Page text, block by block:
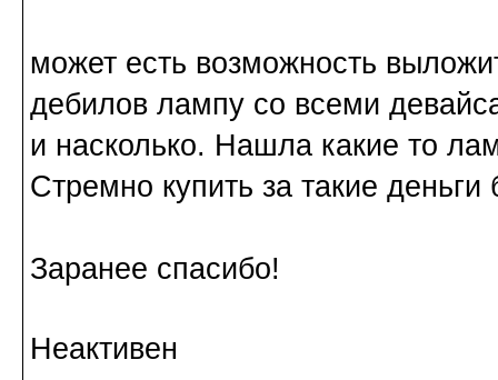
может есть возможность
дебилов лампу со всеми
и насколько. Нашла какие то
Стремно купить за такие
Заранее спасибо!
Неактивен